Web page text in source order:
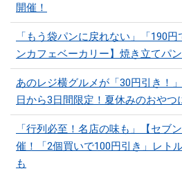
開催！
「もう袋パンに戻れない」「190
ンカフェベーカリー】焼き立てパン
あのレジ横グルメが「30円引き！
日から3日間限定！夏休みのおやつ
「行列必至！名店の味も」【セブ
催！「2個買いで100円引き」レト
も